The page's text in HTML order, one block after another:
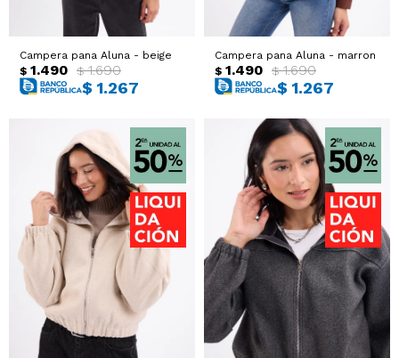
Campera pana Aluna - beige
$ 1.490 $ 1.690
$ 1.267
Campera pana Aluna - marron
$ 1.490 $ 1.690
$ 1.267